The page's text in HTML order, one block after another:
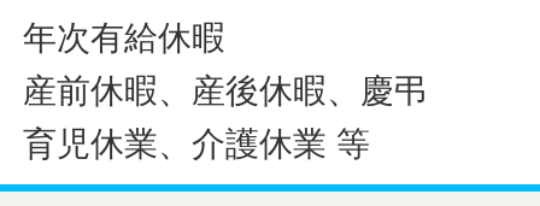
年次有給休暇
産前休暇、産後休暇、慶弔
育児休業、介護休業 等